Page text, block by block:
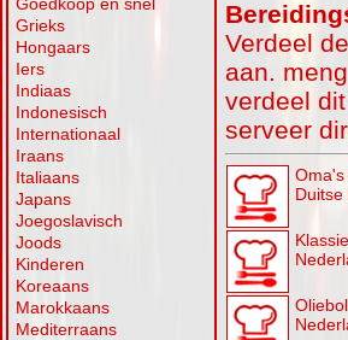
Grieks
Hongaars
Iers
Indiaas
Indonesisch
Internationaal
Iraans
Italiaans
Japans
Joegoslavisch
Joods
Kinderen
Koreaans
Marokkaans
Mediterraans
Verdeel
aan.
verdeel
serveer
Oma's
Duitse